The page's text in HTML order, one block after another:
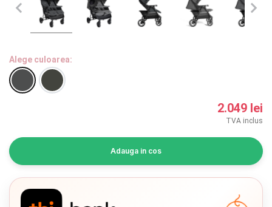
BABY MONITORS
CASA SI CURATENIE
Informatii companie
Alege culoarea:
2.049 lei
TVA inclus
Adauga in cos
Alege culoarea cadrului